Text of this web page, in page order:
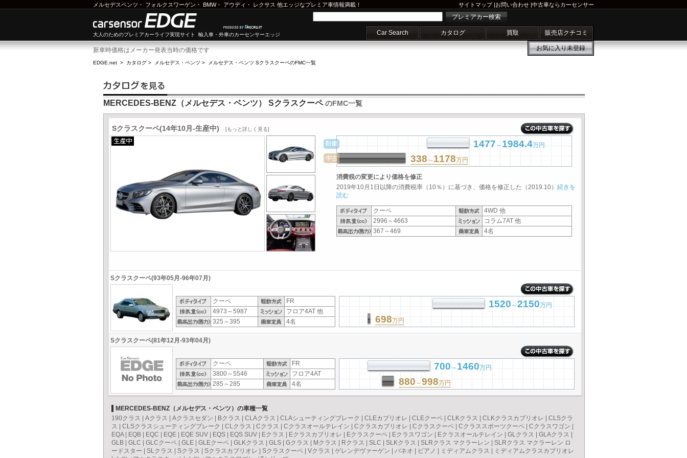
メルセデスベンツ ・ フォルクスワーゲン ・ BMW・ アウディ ・ レクサス 他エッジなプレミア車情報満載！ サイトマップ|お問い合わせ |中古車ならカーセンサー
大人のためのプレミアカーライフ実現サイト 輸入車・外車のカーセンサーエッジ
プレミアカー検索
Car Search カタログ 買取 販売店クチコミ
お気に入り未登録
新車時価格はメーカー発表当時の価格です
EDGE.net > カタログ > メルセデス・ベンツ > メルセデス・ベンツ SクラスクーペのFMC一覧
MERCEDES-BENZ（メルセデス・ベンツ） SクラスクーペのFMC一覧
Sクラスクーペ(14年10月-生産中) [もっと詳しく見る]
1477～1984.4万円
338 ～1178万円
消費税の変更により価格を修正
2019年10月1日以降の消費税率（10％）に基づき、価格を修正した（2019.10） 続きを
読む
クーペ
4WD 他
2996～4663
コラム7AT 他
367～469
4名
Sクラスクーペ(93年05月-96年07月)
クーペ
FR
4973～5987
フロア4AT 他
325～395
4名
1520～2150万円
698万円
Sクラスクーペ(81年12月-93年04月)
クーペ
FR
3800～5546
フロア4AT
285～285
4名
700～1460万円
880 ～998万円
MERCEDES-BENZ（メルセデス・ベンツ）の車種一覧
190クラス
Aクラス Aクラスセダン Bクラス CLAクラス CLAシューティングブレーク CLEカブリオレ CLEクーペ CLKクラス CLKクラスカブリオレ
CLSクラ
ス
CLSクラスシューティングブレーク CLクラス Cクラス Cクラスオールテレイン Cクラスカブリオレ Cクラスクーペ Cクラススポーツクーペ Cクラスワゴン
EQA| EQB EQC EQE EQE SUV EQS EQS SUV Eクラス Eクラスカブリオレ Eクラスクーペ Eクラスワゴン Eクラスオールテレイン GLクラス GLAクラス
GLB
GLC GLCクーペ GLE GLEクーペ GLKクラス GLS Gクラス Mクラス Rクラス SLC SLKクラス SLRクラス マクラーレン
SLRクラス マクラーレン ロ
ードスター
SLクラス Sクラス Sクラスカブリオレ Sクラスクーペ Vクラス ゲレンデヴァーゲン バネオ ビアノ ミディアムクラス
ミディアムクラスカブリオレ